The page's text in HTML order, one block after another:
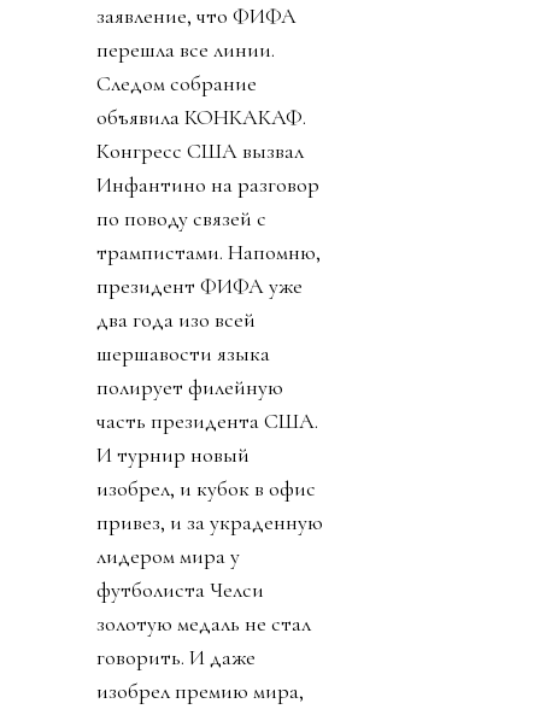
заявление, что ФИФА
перешла все линии.
Следом собрание
объявила КОНКАКАФ.
Конгресс США вызвал
Инфантино на разговор
по поводу связей с
трампистами. Напомню,
президент ФИФА уже
два года изо всей
шершавости языка
полирует филейную
часть президента США.
И турнир новый
изобрел, и кубок в офис
привез, и за украденную
лидером мира у
футболиста Челси
золотую медаль не стал
говорить. И даже
изобрел премию мира,